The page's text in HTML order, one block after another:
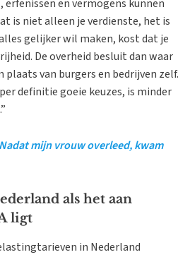
erfenissen en vermogens kunnen
is niet alleen je verdienste, het is
gelijker wil maken, kost dat je
De overheid besluit dan waar
van burgers en bedrijven zelf.
definitie goeie keuzes, is minder
mijn vrouw overleed, kwam
als het aan
ligt
in Nederland